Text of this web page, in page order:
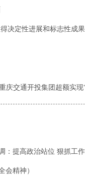
决定性进展和标志性成果
会精神）